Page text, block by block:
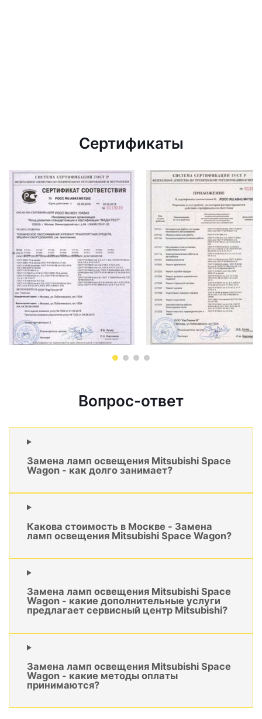
Сертификаты
Вопрос-ответ
Замена ламп освещения Mitsubishi Space
Wagon - как долго занимает?
Какова стоимость в Москве - Замена
ламп освещения Mitsubishi Space Wagon?
Замена ламп освещения Mitsubishi Space
Wagon - какие дополнительные услуги
предлагает сервисный центр Mitsubishi?
Замена ламп освещения Mitsubishi Space
Wagon - какие методы оплаты
принимаются?